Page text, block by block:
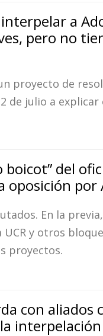
a
pero no
proyecto de
de julio a explicar
del
oposición por
En la
UCR y otros
proyectos.
con aliados